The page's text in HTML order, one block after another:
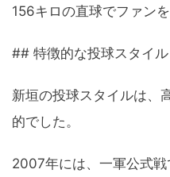
156キロの直球でファンを
## 特徴的な投球スタイル
新垣の投球スタイルは、
的でした。
2007年には、一軍公式